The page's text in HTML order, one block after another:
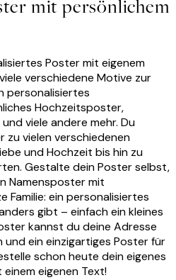
mit persönlichem
Poster mit eigenem
verschiedene Motive zur
personalisiertes
Hochzeitsposter,
viele andere mehr. Du
zu vielen verschiedenen
und Hochzeit bis hin zu
Gestalte dein Poster selbst,
Namensposter mit
Familie: ein personalisiertes
gibt – einfach ein kleines
kannst du deine Adresse
und ein einzigartiges Poster für
schon heute dein eigenes
eigenen Text!